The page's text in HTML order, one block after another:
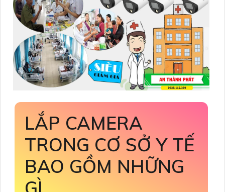
LẮP CAMERA
TRONG CƠ SỞ Y TẾ
BAO GỒM NHỮNG